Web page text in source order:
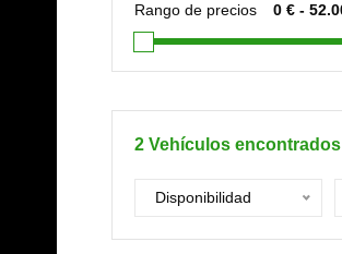
Rango de precios
2 Vehículos encontrados
Disponibilidad